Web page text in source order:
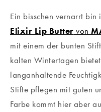
Ein bisschen vernarrt bin
Elixir Lip Butter von
mit einem der bunten
kalten Wintertagen
langanhaltende
Stifte pflegen mit guten
Farbe kommt hier aber